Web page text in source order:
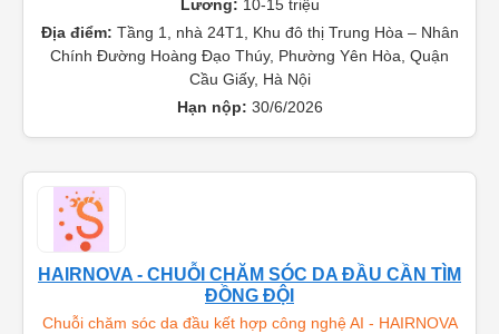
Lương: 10-15 triệu
Địa điểm: Tầng 1, nhà 24T1, Khu đô thị Trung Hòa – Nhân
Chính Đường Hoàng Đạo Thúy, Phường Yên Hòa, Quận
Cầu Giấy, Hà Nội
Hạn nộp: 30/6/2026
HAIRNOVA - CHUỖI CHĂM SÓC DA ĐẦU CẦN TÌM
ĐỒNG ĐỘI
Chuỗi chăm sóc da đầu kết hợp công nghệ AI - HAIRNOVA